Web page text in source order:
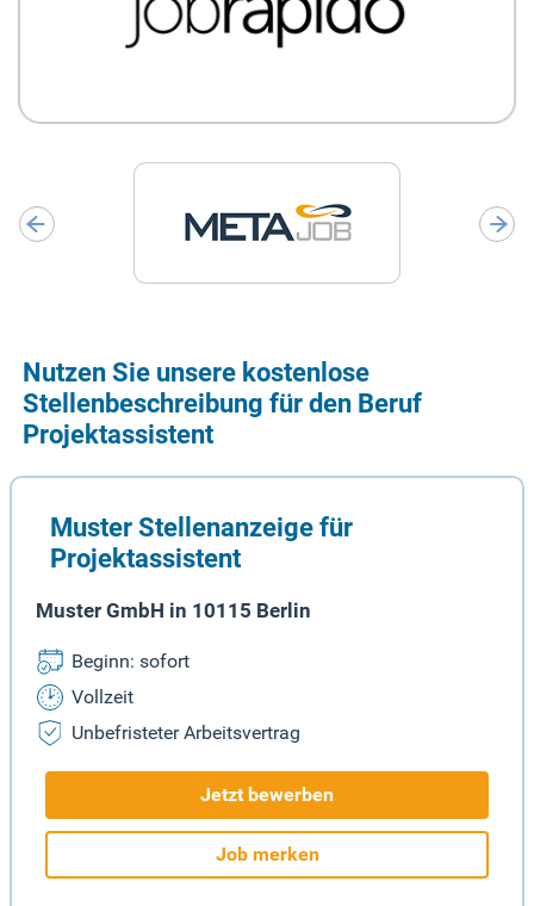
Nutzen Sie unsere kostenlose
Stellenbeschreibung für den Beruf
Projektassistent
Muster Stellenanzeige für
Projektassistent
Muster GmbH in 10115 Berlin
Beginn: sofort
Vollzeit
Unbefristeter Arbeitsvertrag
Jetzt bewerben
Job merken